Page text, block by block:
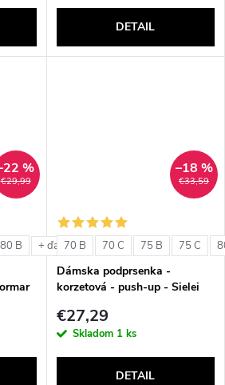
DETAIL
€29,99
%
80 B + ďalšie
€33,59
–18 %
70 B 70 C 75 B 75 C
Dámska podprsenka -
korzetová - push-up - Sielei
€27,29
Skladom 1 ks
DETAIL